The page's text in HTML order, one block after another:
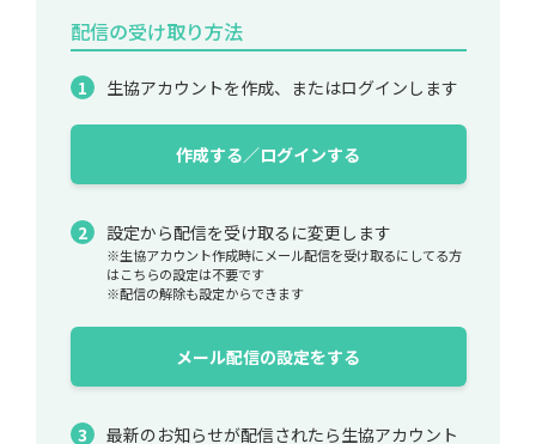
配信の受け取り方法
生協アカウントを作成、またはログインします
作成する／ログインする
設定から配信を受け取るに変更します
※生協アカウント作成時にメール配信を受け取るにしてる方
はこちらの設定は不要です
※配信の解除も設定からできます
メール配信の設定をする
最新のお知らせが配信されたら生協アカウント